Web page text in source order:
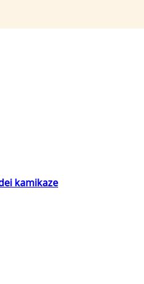
kamikaze